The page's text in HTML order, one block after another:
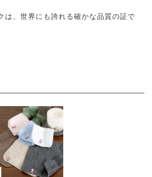
は、世界にも誇れる確かな品質の証で